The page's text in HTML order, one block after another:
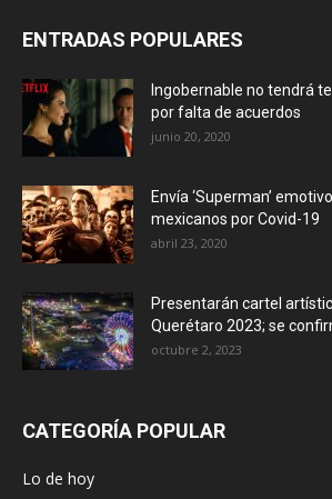
ENTRADAS POPULARES
Ingobernable no tendrá
por falta de acuerdos
junio 20, 2020
Envía ‘Superman’
mexicanos por Covid-19
abril 23, 2020
Presentarán cartel
Querétaro 2023; se
octubre 2, 2023
CATEGORÍA POPULAR
Lo de hoy